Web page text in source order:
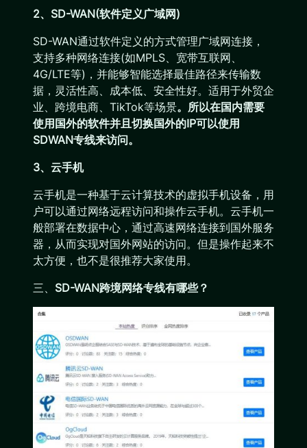
2、SD-WAN(软件定义广域网)
SD-WAN通过软件定义的方式管理广域网连接，
支持多种网络连接(如MPLS、宽带互联网、
4G/LTE等)，并能够智能选择最佳路径来传输数
据，灵活性高、成本低、安全性好。适用于外贸企
业、跨境电商、TikTok等场景。所以在国内需要
使用国外的软件并且切换国外的IP可以使用
SDWAN专线来访问。
3、云手机
云手机是一种基于云计算技术的虚拟手机设备，用
户可以通过网络远程访问和操作云手机。云手机一
般部署在数据中心，通过高速网络连接到国外服务
器，从而实现对国外网站的访问。但是操作起来不
太方便，也不是很推荐大家使用。
三、 SD-WAN跨境网络专线有哪些？